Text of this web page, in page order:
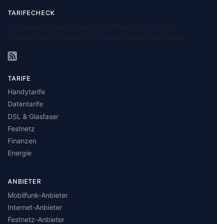
TARIFECHECK
TARIFE
Handytarife
Datentarife
DSL & Glasfaser
Festnetz
Finanzen
Energie
ANBIETER
Mobilfunk-Anbieter
Internet-Anbieter
Festnetz-Anbieter